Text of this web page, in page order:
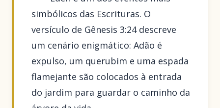
simbólicos das Escrituras. O
versículo de Gênesis 3:24 descreve
um cenário enigmático: Adão é
expulso, um querubim e uma espada
flamejante são colocados à entrada
do jardim para guardar o caminho da